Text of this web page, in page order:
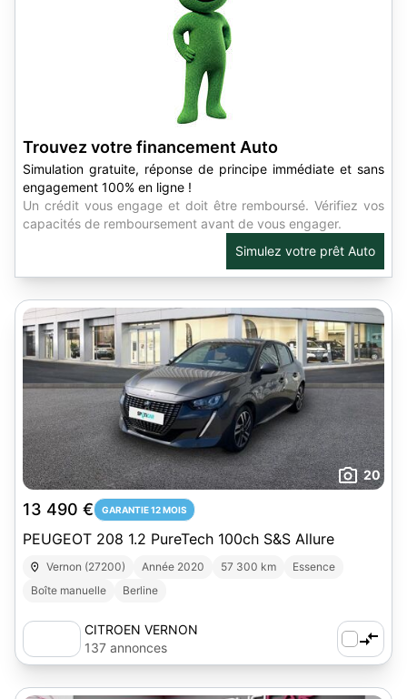
Trouvez votre financement Auto
Simulation gratuite, réponse de principe immédiate et sans
engagement 100% en ligne !
Un crédit vous engage et doit être remboursé. Vérifiez vos
capacités de remboursement avant de vous engager.
Simulez votre prêt Auto
20
13 490 € GARANTIE 12 MOIS
PEUGEOT 208 1.2 PureTech 100ch S&S Allure
Vernon (27200) Année 2020 57 300 km
Essence
Boîte manuelle
Berline
CITROEN VERNON
137 annonces